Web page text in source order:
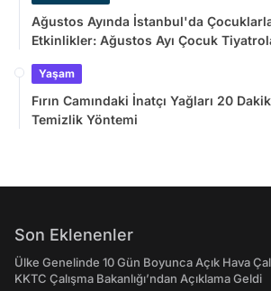
Ağustos Ayında İstanbul'da
Etkinlikler: Ağustos Ayı Çocuk
Yaşam
Fırın Camındaki İnatçı Yağları 20
Temizlik Yöntemi
Son Eklenenler
Ülke Genelinde 10 Gün Boyunca Açık Hava
KKTC Çalışma Bakanlığı’ndan Açıklama Geldi